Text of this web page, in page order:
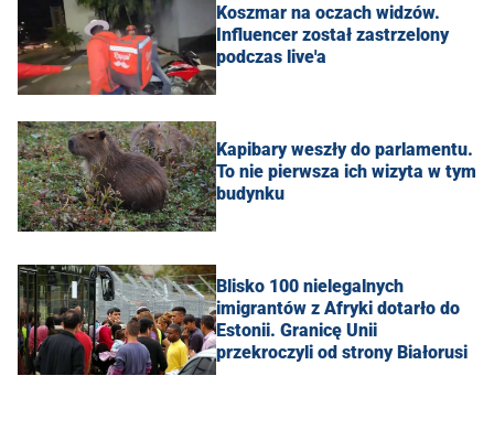
Koszmar na oczach widzów.
Influencer został zastrzelony
podczas live'a
Kapibary weszły do parlamentu.
To nie pierwsza ich wizyta w tym
budynku
Blisko 100 nielegalnych
imigrantów z Afryki dotarło do
Estonii. Granicę Unii
przekroczyli od strony Białorusi